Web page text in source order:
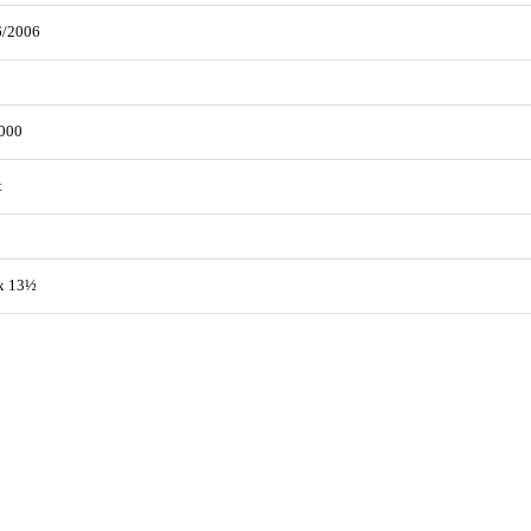
2006
13½